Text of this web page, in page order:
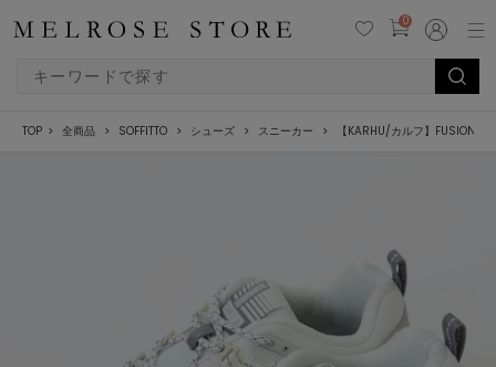
0
TOP 全商品 SOFFITTO シューズ スニーカー 【KARHU/カルフ】FUSION